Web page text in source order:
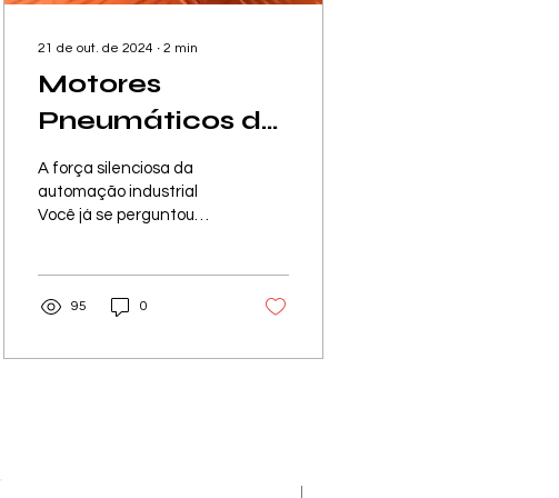
21 de out. de 2024 ∙ 2 min
Motores
Pneumáticos de
Palhetas Kazi:
Desvendando a
Tecnologia por
Trás da Potência
e Precisão
A força silenciosa da
automação industrial
Você já se perguntou
potentes com tanta...
95 0